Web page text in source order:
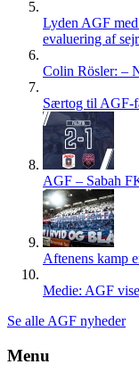
Lyden AGF
evaluering af
Colin Rösler: –
Særtog til AGF-
AGF – Sabah
Aftenens kamp
Medie: AGF
Se alle AGF nyheder
Menu